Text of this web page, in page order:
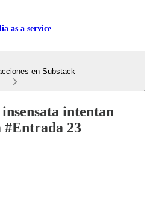
as a service
en Substack
insensata intentan
#Entrada 23